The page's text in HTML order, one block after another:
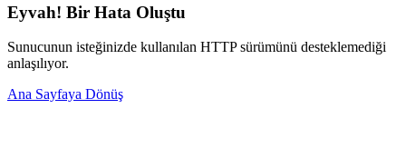
Eyvah! Bir Hata Oluştu
Sunucunun isteğinizde kullanılan HTTP sürümünü desteklemediği
anlaşılıyor.
Ana Sayfaya Dönüş